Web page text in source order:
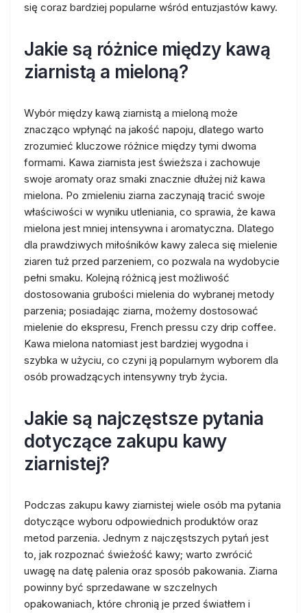
się coraz bardziej popularne wśród entuzjastów kawy.
Jakie są różnice między kawą
ziarnistą a mieloną?
Wybór między kawą ziarnistą a mieloną może
znacząco wpłynąć na jakość napoju, dlatego warto
zrozumieć kluczowe różnice między tymi dwoma
formami. Kawa ziarnista jest świeższa i zachowuje
swoje aromaty oraz smaki znacznie dłużej niż kawa
mielona. Po zmieleniu ziarna zaczynają tracić swoje
właściwości w wyniku utleniania, co sprawia, że kawa
mielona jest mniej intensywna i aromatyczna. Dlatego
dla prawdziwych miłośników kawy zaleca się mielenie
ziaren tuż przed parzeniem, co pozwala na wydobycie
pełni smaku. Kolejną różnicą jest możliwość
dostosowania grubości mielenia do wybranej metody
parzenia; posiadając ziarna, możemy dostosować
mielenie do ekspresu, French pressu czy drip coffee.
Kawa mielona natomiast jest bardziej wygodna i
szybka w użyciu, co czyni ją popularnym wyborem dla
osób prowadzących intensywny tryb życia.
Jakie są najczęstsze pytania
dotyczące zakupu kawy
ziarnistej?
Podczas zakupu kawy ziarnistej wiele osób ma pytania
dotyczące wyboru odpowiednich produktów oraz
metod parzenia. Jednym z najczęstszych pytań jest
to, jak rozpoznać świeżość kawy; warto zwrócić
uwagę na datę palenia oraz sposób pakowania. Ziarna
powinny być sprzedawane w szczelnych
opakowaniach, które chronią je przed światłem i